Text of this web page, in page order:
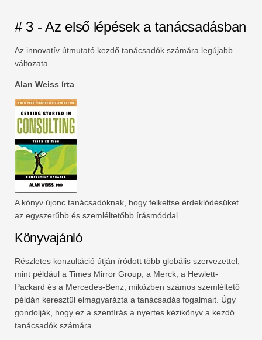
# 3 - Az első lépések a tanácsadásban
Az innovatív útmutató kezdő tanácsadók számára legújabb
változata
Alan Weiss írta
A könyv újonc tanácsadóknak, hogy felkeltse érdeklődésüket
az egyszerűbb és szemléltetőbb írásmóddal.
Könyvajánló
Részletes konzultáció útján íródott több globális szervezettel,
mint például a Times Mirror Group, a Merck, a Hewlett-
Packard és a Mercedes-Benz, miközben számos szemléltető
példán keresztül elmagyarázta a tanácsadás fogalmait. Úgy
gondolják, hogy ez a szentírás a nyertes kézikönyv a kezdő
tanácsadók számára.